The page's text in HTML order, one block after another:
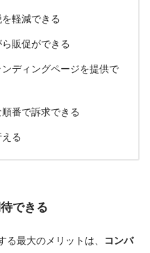
軽減できる
販促ができる
ディングページを提供で
番で訴求できる
る
できる
最大のメリットは、
コンバ